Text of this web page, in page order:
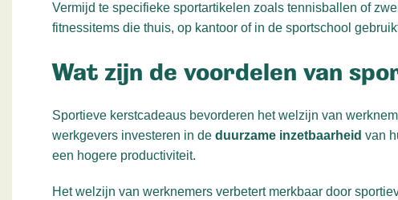
Vermijd te specifieke sportartikelen zoals tennisballen of
fitnessitems die thuis, op kantoor of in de sportschool
Wat zijn de voordelen van
Sportieve kerstcadeaus bevorderen het welzijn van
werkgevers investeren in de duurzame inzetbaarheid van
een hogere productiviteit.
Het welzijn van werknemers verbetert merkbaar door